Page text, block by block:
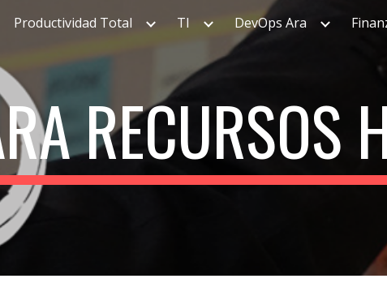
to main content Skip to navigation
Productividad Total TI DevOps Ara
RECURSOS